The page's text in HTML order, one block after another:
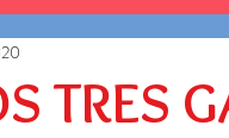
TRES